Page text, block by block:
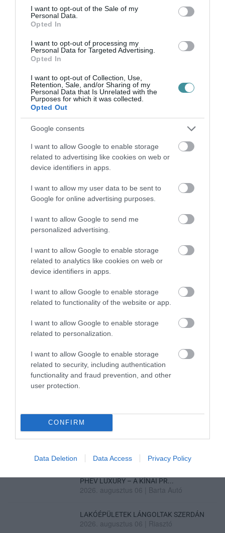
consent section.
I want to opt-out of the Sale of my
Personal Data.
Opted In
I want to opt-out of processing my
Personal Data for Targeted Advertising.
Opted In
I want to opt-out of Collection, Use,
Retention, Sale, and/or Sharing of my
Personal Data that Is Unrelated with the
Purposes for which it was collected.
Opted Out
Google consents
I want to allow Google to enable storage
related to advertising like cookies on web or
device identifiers in apps.
I want to allow my user data to be sent to
Google for online advertising purposes.
I want to allow Google to send me
personalized advertising.
I want to allow Google to enable storage
related to analytics like cookies on web or
device identifiers in apps.
I want to allow Google to enable storage
related to functionality of the website or app.
I want to allow Google to enable storage
related to personalization.
I want to allow Google to enable storage
related to security, including authentication
functionality and fraud prevention, and other
user protection.
CONFIRM
Data Deletion Data Access Privacy Policy
bennünket az EGRI ÜGYEK Google Hírek oldalán!
VISSZA A FŐOLDALRA
Legfrissebb híreink
TÖBB MINT EGY HÓNAP IS LEHET, MIRE
TELJESEN ÚJRAINDUL A P...
2026. augusztus 07|Mindenki ügye
TANULJ NÉMETÜL OTTHONRÓL: A
DIGITÁLIS TANULÁS ELŐNYEI
2026. augusztus 07|Promóció
ÚJRAINDULNAK A KORÁBBAN
LEÁLLÍTOTT SZOLGÁLTATÁSOK AZ EGRI...
Eger ügye
TÍZ ÉVE NEM VOLT ILYEN ALACSONY AZ
INFLÁCIÓ MAGYARORSZÁGON
Mindenki ügye
ÖS FŐÚTON EGERBEN
2026. augusztus 07|Eger ügye
HALMENTÉS SZARVASKŐNÉL: ŐSHONOS
ÉS VÉDETT HALAKAT MENTETT...
2026. augusztus 07 Környék ügye
KÉT AUTÓ ÜTKÖZÖTT BOGÁCSON, A
MENTŐK IS A HELYSZÍNRE ÉRKE...
PHEV LUXURY – A KÍNAI PR...
2026. augusztus 06 Barta Autó
LAKÓÉPÜLETEK LÁNGOLTAK SZERDÁN
2026. augusztus 06 Riasztó